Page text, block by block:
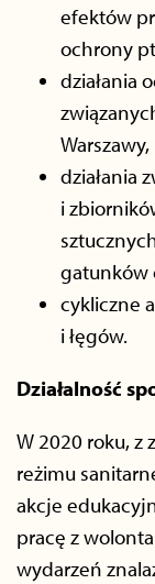
efektów
ochrony
działania
Warszawy,
działania
i
gatunków
cykliczne
i łęgów.
Działalność
W 2020 roku, z
reżimu
akcje
pracę z
wydarzeń